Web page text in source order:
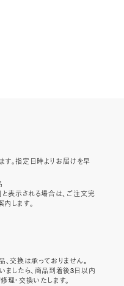
。指定日時よりお届けを早
と表示される場合は、ご注文完
します。
交換は承っておりません。
ましたら、商品到着後3日以内
理・交換いたします。